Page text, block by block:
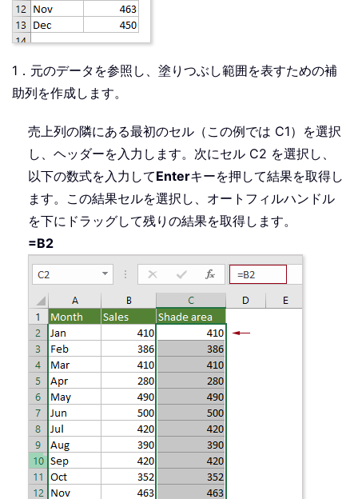
1．元のデータを参照し、塗りつぶし範囲を表すための補
助列を作成します。
売上列の隣にある最初のセル（この例では C1）を選択
し、ヘッダーを入力します。次にセル C2 を選択し、
以下の数式を入力してEnterキーを押して結果を取得し
ます。この結果セルを選択し、オートフィルハンドル
を下にドラッグして残りの結果を取得します。
=B2